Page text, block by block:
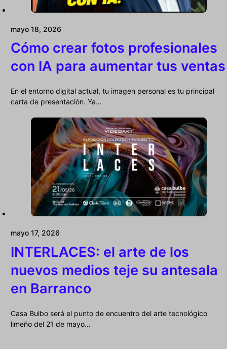
mayo 18, 2026
Cómo crear fotos profesionales
con IA para aumentar tus ventas
En el entorno digital actual, tu imagen personal es tu principal
carta de presentación. Ya…
mayo 17, 2026
INTERLACES: el arte de los
nuevos medios teje su antesala
en Barranco
Casa Bulbo será el punto de encuentro del arte tecnológico
limeño del 21 de mayo…